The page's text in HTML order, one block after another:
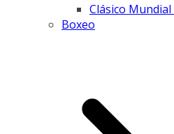
Clásico
Boxeo